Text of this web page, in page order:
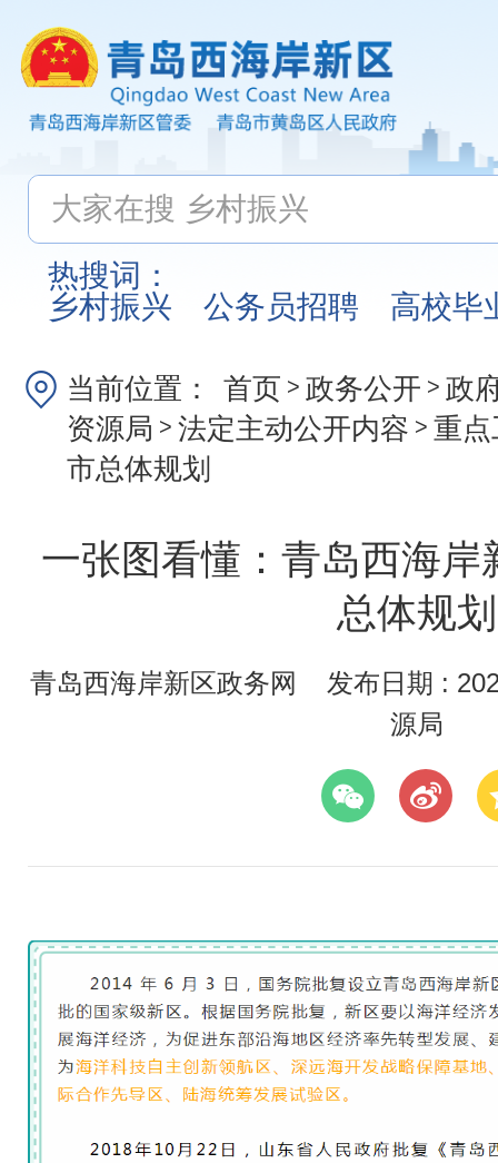
热搜词：
乡村振兴
公务员招聘 高校毕
当前位置： 首页 > 政务公开 > 政
资源局 > 法定主动公开内容 > 重
市总体规划
一张图看懂：青岛西海岸
总体规划
青岛西海岸新区政务网
发布日期 :
源局